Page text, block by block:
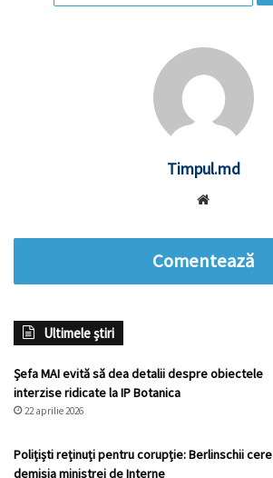
Timpul.md
Comentează
Ultimele știri
Șefa MAI evită să dea detalii despre obiectele
interzise ridicate la IP Botanica
22 aprilie 2026
Polițiști reținuți pentru corupție: Berlinschii cere
demisia ministrei de Interne